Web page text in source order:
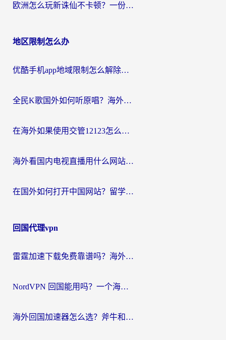
欧洲怎么玩新诛仙不卡顿？一份给海外游子的国服游戏畅玩指南
地区限制怎么办
优酷手机app地域限制怎么解除？海外党亲测有效的追剧方案
全民K歌国外如何听原唱？海外党亲测有效的回国加速器选择指南
在海外如果使用交管12123怎么处理？留学生亲测有效的回国加速方案
海外看国内电视直播用什么网站比较好？一篇解决你所有追剧难题的实用指南
在国外如何打开中国网站？留学生与海外华人的无缝访问指南
回国代理vpn
雷霆加速下载免费靠谱吗？海外党选回国加速器的避坑指南（附热门工具对比）
NordVPN 回国能用吗？一个海外用户必须面对的真实困境
海外回国加速器怎么选？斧牛和海龟哪个好？一篇帮你避开坑的实用指南